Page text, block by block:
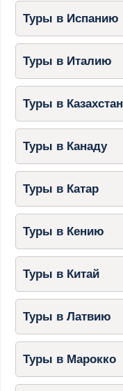
Туры в Испанию
Туры в Италию
Туры в Казахстан
Туры в Канаду
Туры в Катар
Туры в Кению
Туры в Китай
Туры в Латвию
Туры в Марокко